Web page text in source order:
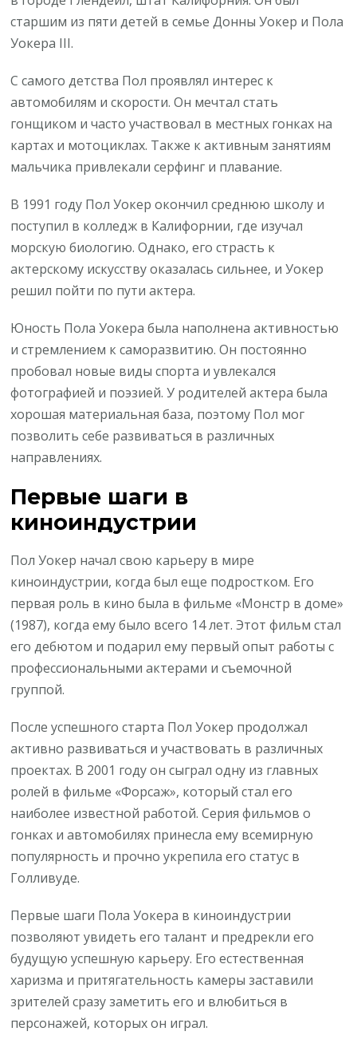
старшим из пяти детей в семье Донны Уокер и Пола
Уокера III.
С самого детства Пол проявлял интерес к
автомобилям и скорости. Он мечтал стать
гонщиком и часто участвовал в местных гонках на
картах и мотоциклах. Также к активным занятиям
мальчика привлекали серфинг и плавание.
В 1991 году Пол Уокер окончил среднюю школу и
поступил в колледж в Калифорнии, где изучал
морскую биологию. Однако, его страсть к
актерскому искусству оказалась сильнее, и Уокер
решил пойти по пути актера.
Юность Пола Уокера была наполнена активностью
и стремлением к саморазвитию. Он постоянно
пробовал новые виды спорта и увлекался
фотографией и поэзией. У родителей актера была
хорошая материальная база, поэтому Пол мог
позволить себе развиваться в различных
направлениях.
Первые шаги в
киноиндустрии
Пол Уокер начал свою карьеру в мире
киноиндустрии, когда был еще подростком. Его
первая роль в кино была в фильме «Монстр в доме»
(1987), когда ему было всего 14 лет. Этот фильм стал
его дебютом и подарил ему первый опыт работы с
профессиональными актерами и съемочной
группой.
После успешного старта Пол Уокер продолжал
активно развиваться и участвовать в различных
проектах. В 2001 году он сыграл одну из главных
ролей в фильме «Форсаж», который стал его
наиболее известной работой. Серия фильмов о
гонках и автомобилях принесла ему всемирную
популярность и прочно укрепила его статус в
Голливуде.
Первые шаги Пола Уокера в киноиндустрии
позволяют увидеть его талант и предрекли его
будущую успешную карьеру. Его естественная
харизма и притягательность камеры заставили
зрителей сразу заметить его и влюбиться в
персонажей, которых он играл.